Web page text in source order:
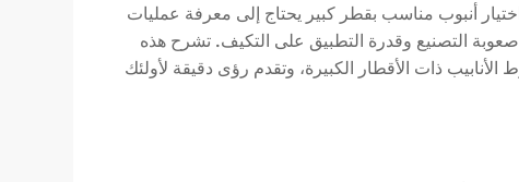
أنبوب مناسب بقطر كبير يحتاج إلى معرفة عمليات
صعوبة التصنيع وقدرة التطبيق على التكيف. تشرح هذه
الأنابيب ذات الأقطار الكبيرة، وتقدم رؤى دقيقة لأولئك